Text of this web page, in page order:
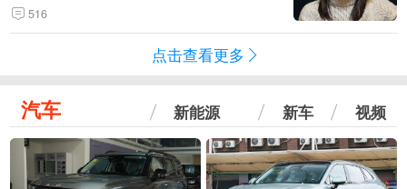
516
点击查看更多
汽车 新能源 新车 视频